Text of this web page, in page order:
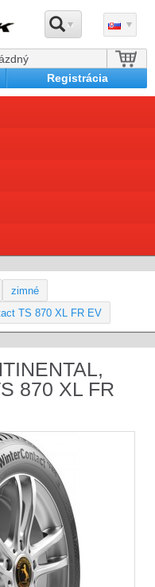
Registrácia
zimné
TS 870 XL FR EV
870 XL FR